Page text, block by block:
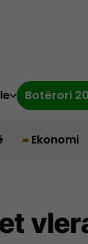
Botërori
Ekonomi